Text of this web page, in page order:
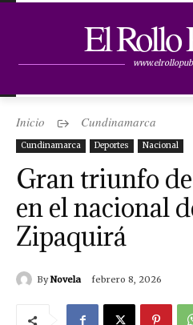
El Rollo
Inicio Cundinamarca
Cundinamarca Deportes Nacional
Gran triunfo
en el nacional
Zipaquirá
By Novela febrero 8, 2026